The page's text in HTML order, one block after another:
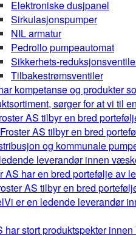
Elektroniske dusjpanel
Sirkulasjonspumper
NIL armatur
Pedrollo pumpeautomat
Sikkerhets-
Tilbakestrømsventiler
kompetanse og produkter
sørger for at vi til
AS tilbyr en bred
Froster AS tilbyr en bred
og kommunale
leverandør innen
AS har en bred portefølje av
AS tilbyr en bred
Vi er en ledende leverandør
har stort produktspekter